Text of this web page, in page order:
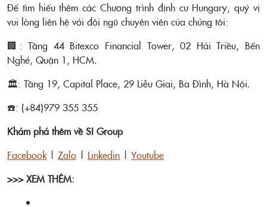
Để tìm hiểu thêm các Chương trình định cư Hungary, quý vị
vui lòng liên hệ với đội ngũ chuyên viên của chúng tôi:
🏢: Tầng 44 Bitexco Financial Tower, 02 Hải Triều, Bến
Nghé, Quận 1, HCM.
🏛️: Tầng 19, Capital Place, 29 Liễu Giai, Ba Đình, Hà Nội.
☎️: (+84)979 355 355
Khám phá thêm về SI Group
Facebook| Zalo | Linkedin | Youtube
>>> XEM THÊM: